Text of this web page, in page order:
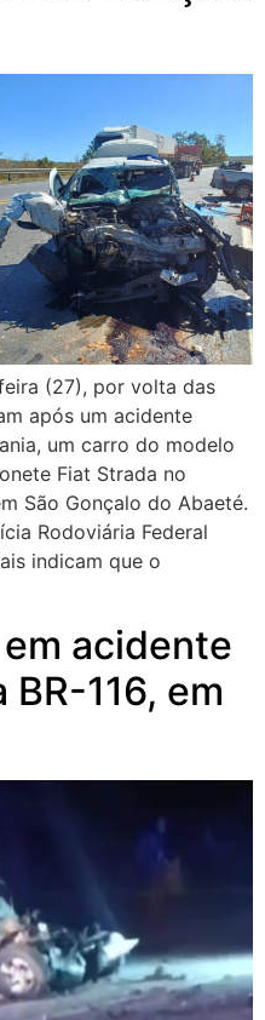
(27), por volta das
após um acidente
um carro do modelo
Fiat Strada no
São Gonçalo do Abaeté.
Rodoviária Federal
indicam que o
acidente
116, em